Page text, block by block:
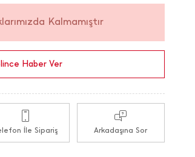
Kalmamıştır
Haber Ver
İle Sipariş Arkadaşına Sor